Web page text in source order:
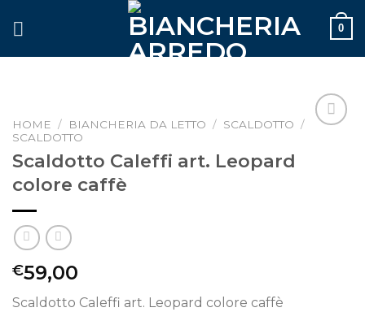
0
HOME / BIANCHERIA DA LETTO / SCALDOTTO /
SCALDOTTO
Scaldotto Caleffi art. Leopard
colore caffè
€59,00
Scaldotto Caleffi art. Leopard colore caffè